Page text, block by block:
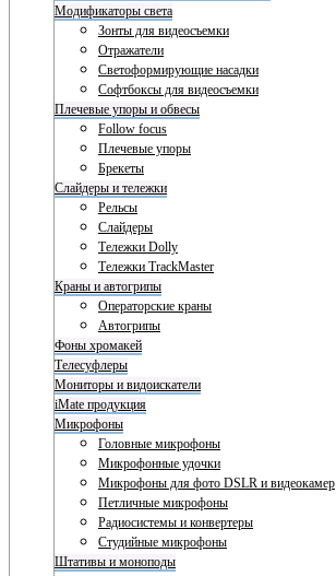
Модификаторы света
Зонты для видеосъемки
Отражатели
Светоформирующие насадки
Софтбоксы для видеосъемки
Плечевые упоры и обвесы
Follow focus
Плечевые упоры
Брекеты
Слайдеры и тележки
Рельсы
Слайдеры
Тележки Dolly
Тележки TrackMaster
Краны и автогрипы
Операторские краны
Автогрипы
Фоны хромакей
Телесуфлеры
Мониторы и видоискатели
iMate продукция
Микрофоны
Головные микрофоны
Микрофонные удочки
Микрофоны для фото DSLR и видеокамер
Петличные микрофоны
Радиосистемы и конвертеры
Студийные микрофоны
Штативы и моноподы